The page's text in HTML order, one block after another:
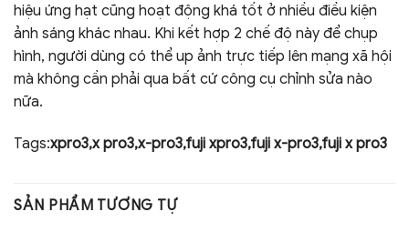
hiệu ứng hạt cũng hoạt động khá tốt ở nhiều điều kiện
ảnh sáng khác nhau. Khi kết hợp 2 chế độ này để chụp
hình, người dùng có thể up ảnh trực tiếp lên mạng xã hội
mà không cần phải qua bất cứ công cụ chỉnh sửa nào
nữa.
Tags:xpro3,x pro3,x-pro3,fuji xpro3,fuji x-pro3,fuji x pro3
SẢN PHẨM TƯƠNG TỰ